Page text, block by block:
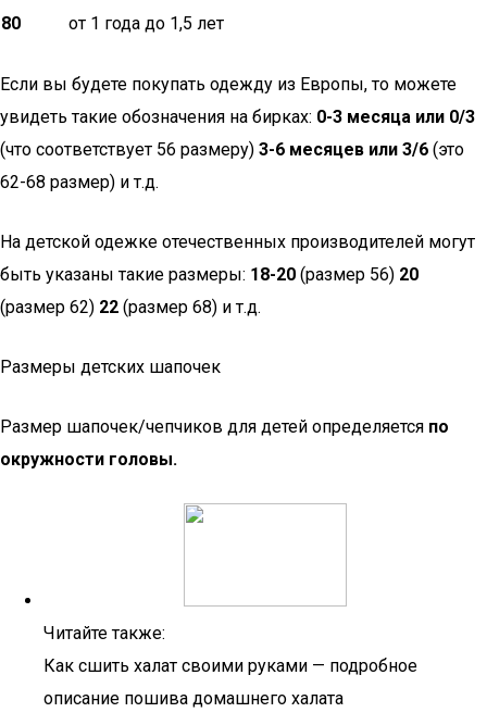
80
от 1 года до 1,5 лет
Если вы будете покупать одежду из Европы, то можете
увидеть такие обозначения на бирках: 0-3 месяца или 0/3
(что соответствует 56 размеру) 3-6 месяцев или 3/6 (это
62-68 размер) и т.д.
На детской одежке отечественных производителей могут
быть указаны такие размеры: 18-20 (размер 56) 20
(размер 62) 22 (размер 68) и т.д.
Размеры детских шапочек
Размер шапочек/чепчиков для детей определяется по
окружности головы.
Читайте также:
Как сшить халат своими руками — подробное
описание пошива домашнего халата